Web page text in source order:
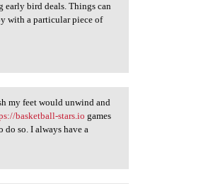
early bird deals. Things can
with a particular piece of
my feet would unwind and
basketball-stars.io games
so. I always have a